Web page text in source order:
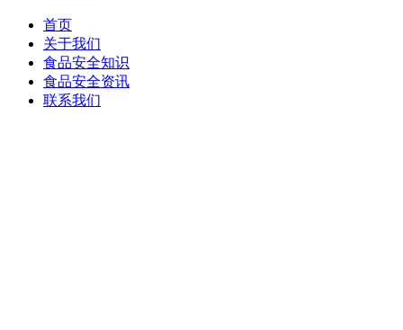
首页
关于我们
食品安全知识
食品安全资讯
联系我们